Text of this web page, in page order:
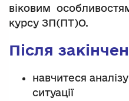
віковим
курсу ЗП(ПТ)О.
Після
навчитеся
ситуації